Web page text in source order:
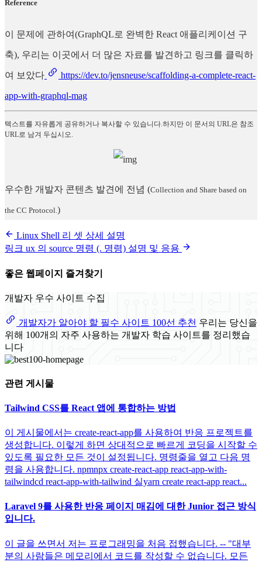
Reference
이 문제에 관하여(GraphQL로 완벽한 React 애플리케이션 구
축), 우리는 이곳에서 더 많은 자료를 발견하고 링크를 클릭하
여 보았다 https://dev.to/jensneuse/scaffolding-a-complete-react-
app-with-graphql-mag
텍스트를 자유롭게 공유하거나 복사할 수 있습니다.하지만 이 문서의 URL은 참조
URL로 남겨 두십시오.
우수한 개발자 콘텐츠 발견에 전념 (Collection and Share based on
the CC Protocol.)
Linux Shell 리 셋 상세 설명
링크 ux 의 source 명령 (. 명령) 설명 및 응용
좋은 웹페이지 즐겨찾기
개발자 우수 사이트 수집
개발자가 알아야 할 필수 사이트 100선 추천 우리는 당신을
위해 100개의 자주 사용하는 개발자 학습 사이트를 정리했습
니다
관련 게시물
Tailwind CSS를 React 앱에 통합하는 방법
이 게시물에서는 create-react-app를 사용하여 반응 프로젝트를
생성합니다. 이렇게 하면 상대적으로 빠르게 코딩을 시작할 수
있도록 필요한 모든 것이 설정됩니다. 명령줄을 열고 다음 명
령을 사용합니다. npmnpx create-react-app react-app-with-
tailwindcd react-app-with-tailwind 실yarn create react-app react...
Laravel 9를 사용한 반응 페이지 매김에 대한 Junior 접근 방식
입니다.
이 글을 쓰면서 저는 프로그래밍을 처음 접했습니다. -- "대부
분의 사람들은 메모리에서 코드를 작성할 수 없습니다. 모든